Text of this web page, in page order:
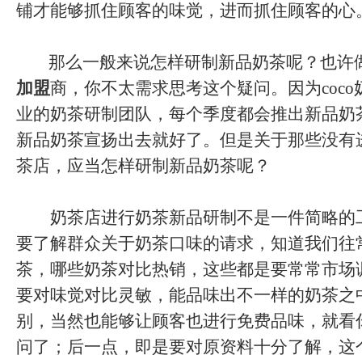
铺才能够抓住顾客的味觉，进而抓住顾客的心
那么一般来说怎样研制新品奶茶呢？也许
加盟商，你不太需求思考这个疑问。因为coco
业的奶茶研制团队，每个季度都会推出新品
新品奶茶宣扬出去就好了。但是关于那些没
茶店，应当怎样研制新品奶茶呢？
奶茶店进行奶茶新品研制不是一件简略的
要了解群众关于奶茶口味的请求，知道我们往
茶，哪些奶茶对比热销，这些都是要常常市场
要对味觉对比灵敏，能品味出不一样的奶茶之
别，当然也能够让顾客也进行免费品味，就
问了；后一点，即是要对原资料十分了解，